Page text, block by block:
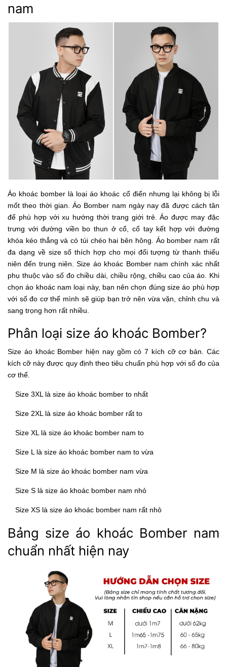
nam
Áo khoác bomber là loại áo khoác cổ điển nhưng lại không bị lỗi
mốt theo thời gian. Áo Bomber nam ngày nay đã được cách tân
để phù hợp với xu hướng thời trang giới trẻ. Áo được may đặc
trưng với đường viền bo thun ở cổ, cổ tay kết hợp với đường
khóa kéo thẳng và có túi chéo hai bên hông. Áo bomber nam rất
đa dạng về size số thích hợp cho mọi đối tượng từ thanh thiếu
niên đến trung niên. Size áo khoác Bomber nam chính xác nhất
phụ thuộc vào số đo chiều dài, chiều rộng, chiều cao của áo. Khi
chọn áo khoác nam loại này, bạn nên chọn đúng size áo phù hợp
với số đo cơ thể mình sẽ giúp bạn trở nên vừa vặn, chỉnh chu và
sang trọng hơn rất nhiều.
Phân loại size áo khoác Bomber?
Size áo khoác Bomber hiện nay gồm có 7 kích cỡ cơ bản. Các
kích cỡ này được quy định theo tiêu chuẩn phù hợp với số đo của
cơ thể.
Size 3XL là size áo khoác bomber to nhất
Size 2XL là size áo khoác bomber rất to
Size XL là size áo khoác bomber nam to
Size L là size áo khoác bomber nam to vừa
Size M là size áo khoác bomber nam vừa
Size S là size áo khoác bomber nam nhỏ
Size XS là size áo khoác bomber nam rất nhỏ
Bảng size áo khoác Bomber nam
chuẩn nhất hiện nay